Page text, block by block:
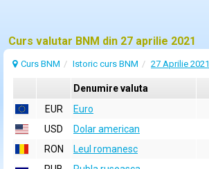
Curs valutar BNM din 27 aprilie 2021
Curs BNM Istoric curs BNM 27 Aprilie 2021
Denumire valuta
EUR
Euro
USD
Dolar american
RON
Leul romanesc